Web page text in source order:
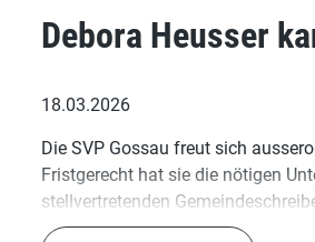
Debora Heusser
18.03.2026
Die SVP Gossau freut sich
Fristgerecht hat sie die nötigen
stellvertretenden